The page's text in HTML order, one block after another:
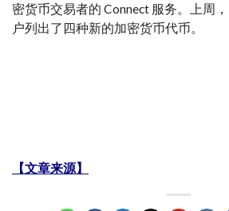
密货币交易者的 Connect 服务。上周
户列出了四种新的加密货币代币。
【文章来源】